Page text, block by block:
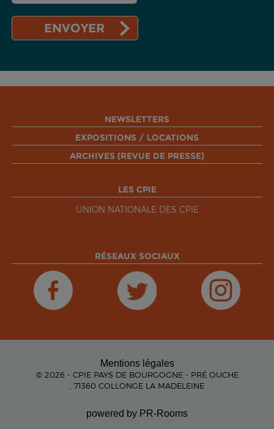
NEWSLETTERS
EXPOSITIONS / LOCATIONS
ARCHIVES (REVUE DE PRESSE)
LES CPIE
UNION NATIONALE DES CPIE
RÉSEAUX SOCIAUX
Mentions légales
© 2026 - CPIE PAYS DE BOURGOGNE - PRÉ OUCHE
, 71360 COLLONGE LA MADELEINE
powered by PR-Rooms